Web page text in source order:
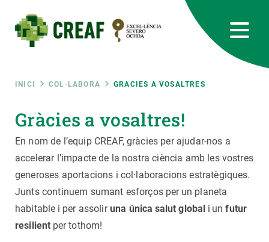
contingut
Fil
d'ariadna
INICI COL·LABORA GRACIES A VOSALTRES
Gràcies a vosaltres!
En nom de l’equip CREAF, gràcies per ajudar-nos a
accelerar l’impacte de la nostra ciència amb les vostres
generoses aportacions i col·laboracions estratègiques.
Junts continuem sumant esforços per un planeta
habitable i per assoliruna única salut global i unfutur
resilient per tothom!
RRSS
Featured
responsive
INTRANET
Responsive
menu
RECERCA